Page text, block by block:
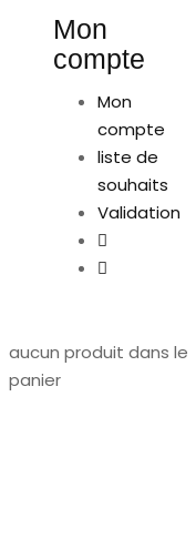
Mon
compte
Mon
compte
liste de
souhaits
Validation
aucun produit dans le
panier